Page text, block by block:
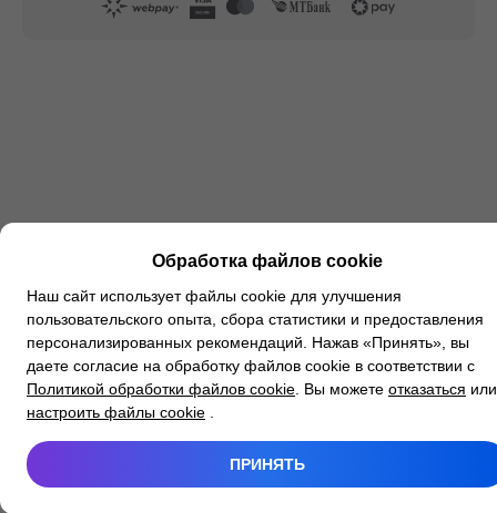
Обработка файлов cookie
Наш сайт использует файлы cookie для улучшения
пользовательского опыта, сбора статистики и предоставления
персонализированных рекомендаций. Нажав «Принять», вы
даете согласие на обработку файлов cookie в соответствии с
Политикой обработки файлов cookie . Вы можете отказаться или
настроить файлы cookie
ПРИНЯТЬ